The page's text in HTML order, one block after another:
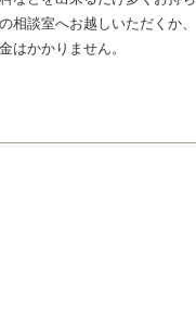
相談室へお越しいただくか、
はかかりません。